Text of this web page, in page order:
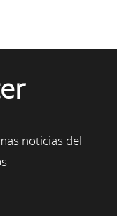
noticias del